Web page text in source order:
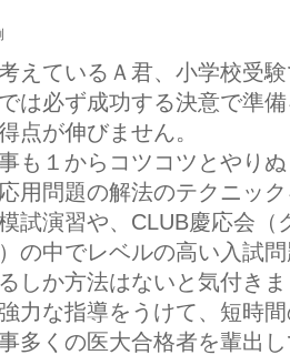
えているＡ君、小学校受
は必ず成功する決意で準
点が伸びません。
も１からコツコツとやり
用問題の解法のテクニッ
試演習や、CLUB慶応会（
の中でレベルの高い入試
しか方法はないと気付き
力な指導をうけて、短時
多くの医大合格者を輩出